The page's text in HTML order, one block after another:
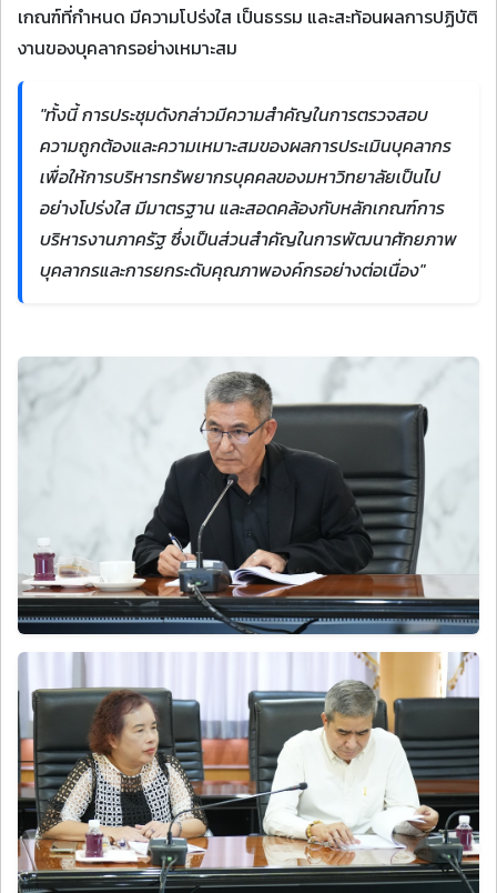
เกณฑ์ที่กำหนด มีความโปร่งใส เป็นธรรม และสะท้อนผลการปฏิบัติ
งานของบุคลากรอย่างเหมาะสม
"ทั้งนี้ การประชุมดังกล่าวมีความสำคัญในการตรวจสอบ
ความถูกต้องและความเหมาะสมของผลการประเมินบุคลากร
เพื่อให้การบริหารทรัพยากรบุคคลของมหาวิทยาลัยเป็นไป
อย่างโปร่งใส มีมาตรฐาน และสอดคล้องกับหลักเกณฑ์การ
บริหารงานภาครัฐ ซึ่งเป็นส่วนสำคัญในการพัฒนาศักยภาพ
บุคลากรและการยกระดับคุณภาพองค์กรอย่างต่อเนื่อง"